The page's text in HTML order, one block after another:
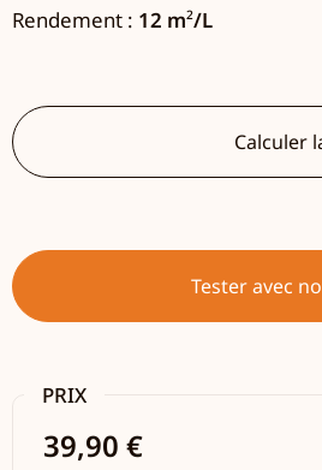
Rendement : 12 m²/L
Calculer
Tester avec
PRIX
39,90 €